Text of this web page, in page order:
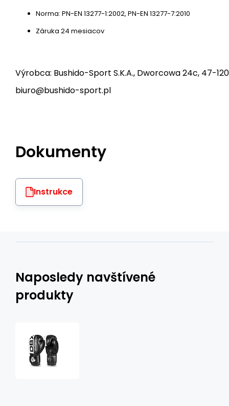
Norma: PN-EN 13277-1:2002, PN-EN 13277-7:2010
Záruka 24 mesiacov
Výrobca: Bushido-Sport S.K.A., Dworcowa 24c, 47-
biuro@bushido-sport.pl
Dokumenty
Instrukce
Naposledy navštívené
produkty